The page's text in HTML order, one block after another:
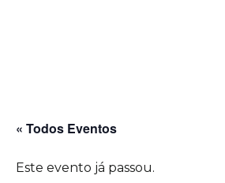
« Todos Eventos
Este evento já passou.